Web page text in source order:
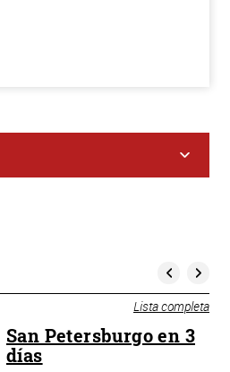
Lista completa
San Petersburgo en 3
días